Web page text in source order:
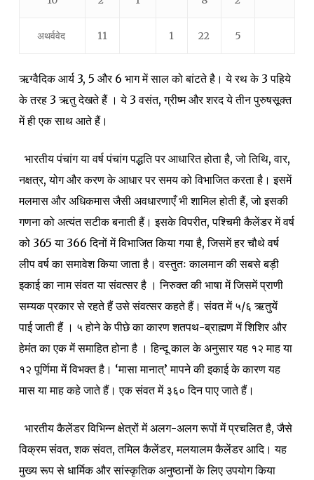
अथर्ववेद 11 1 22 5
ऋग्वैदिक आर्य 3, 5 और 6 भाग में साल को बांटते है। ये रथ के 3 पहिये
के तरह 3 ऋतु देखते हैं । ये 3 वसंत, ग्रीष्म और शरद ये तीन पुरुषसूक्त
में ही एक साथ आते हैं।
भारतीय पंचांग या वर्ष पंचांग पद्धति पर आधारित होता है, जो तिथि, वार,
नक्षत्र, योग और करण के आधार पर समय को विभाजित करता है। इसमें
मलमास और अधिकमास जैसी अवधारणाएँ भी शामिल होती हैं, जो इसकी
गणना को अत्यंत सटीक बनाती हैं। इसके विपरीत, पश्चिमी कैलेंडर में वर्ष
को 365 या 366 दिनों में विभाजित किया गया है, जिसमें हर चौथे वर्ष
लीप वर्ष का समावेश किया जाता है। वस्तुतः कालमान की सबसे बड़ी
इकाई का नाम संवत या संवत्सर है । निरुक्त की भाषा में जिसमें प्राणी
सम्यक प्रकार से रहते हैं उसे संवत्सर कहते हैं। संवत में ५/६ ऋतुयें
पाई जाती हैं । ५ होने के पीछे का कारण शतपथ-ब्राह्मण में शिशिर और
हेमंत का एक में समाहित होना है । हिन्दू काल के अनुसार यह १२ माह या
१२ पूर्णिमा में विभक्त है। ‘मासा मानात्’ मापने की इकाई के कारण यह
मास या माह कहे जाते हैं। एक संवत में ३६० दिन पाए जाते हैं।
भारतीय कैलेंडर विभिन्न क्षेत्रों में अलग-अलग रूपों में प्रचलित है, जैसे
विक्रम संवत, शक संवत, तमिल कैलेंडर, मलयालम कैलेंडर आदि। यह
मुख्य रूप से धार्मिक और सांस्कृतिक अनुष्ठानों के लिए उपयोग किया